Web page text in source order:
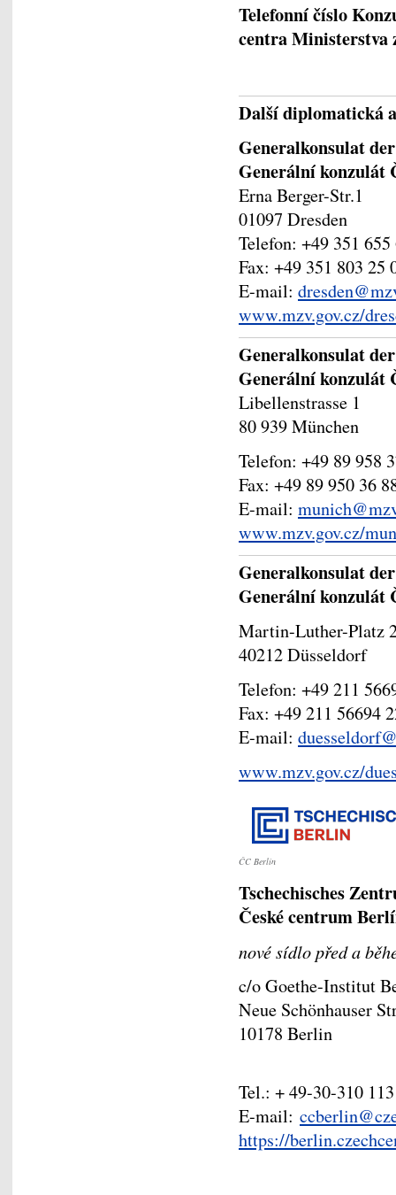
Telefonní číslo
centra Ministerstva
Další diplomatická
Generalkonsulat
Generální konzulát
Erna Berger-Str.1
01097 Dresden
Telefon: +49 351 655
Fax: +49 351 803 25
E-mail:
www.mzv.gov.cz/
Generalkonsulat
Generální konzulát
Libellenstrasse 1
80 939 München
Telefon: +49 89 958
Fax: +49 89 950 36
E-mail:
www.mzv.gov.cz/
Generalkonsulat
Generální konzulát
Martin-Luther-Platz
40212 Düsseldorf
Telefon: +49 211
Fax: +49 211 56694
E-mail:
www.mzv.gov.cz/
ČC Berlín
Tschechisches
České centrum
nové sídlo před a
c/o Goethe-Institut
Neue Schönhauser
10178 Berlin
Tel.: + 49-30-310
E-mail:
https://